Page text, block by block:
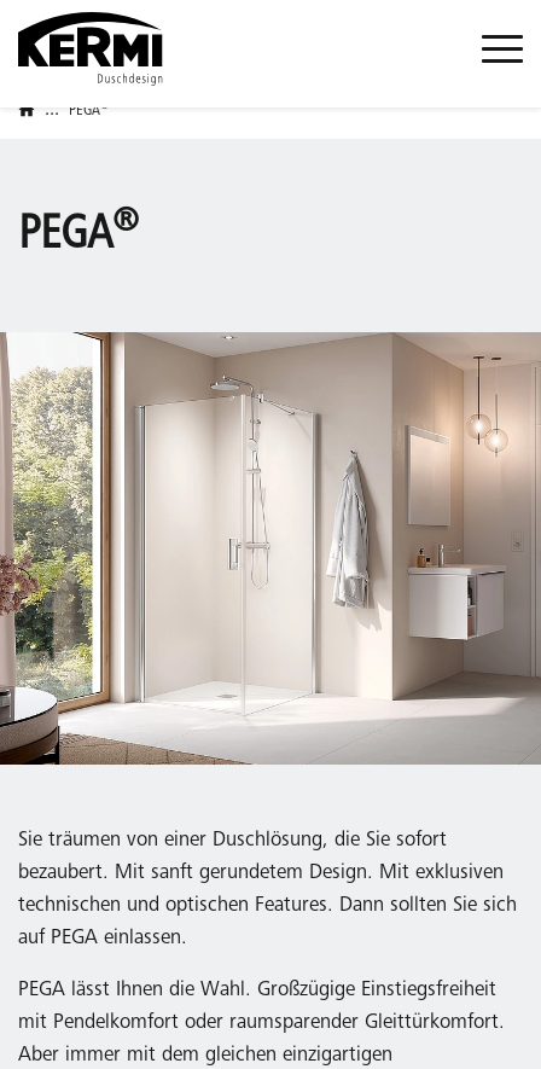
... PEGA®
PEGA®
Sie träumen von einer Duschlösung, die Sie sofort
bezaubert. Mit sanft gerundetem Design. Mit exklusiven
technischen und optischen Features. Dann sollten Sie sich
auf PEGA einlassen.
PEGA lässt Ihnen die Wahl. Großzügige Einstiegsfreiheit
mit Pendelkomfort oder raumsparender Gleittürkomfort.
Aber immer mit dem gleichen einzigartigen